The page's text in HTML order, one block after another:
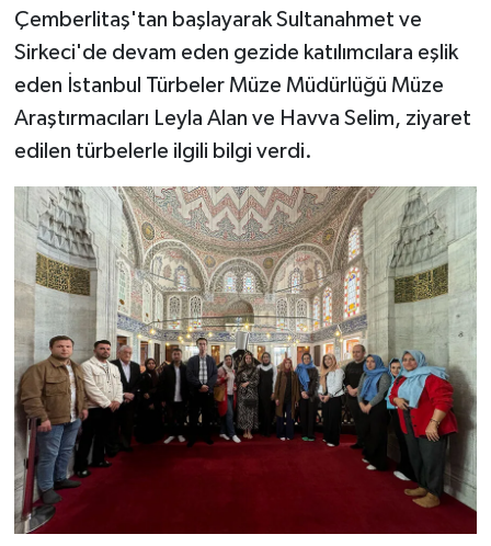
Çemberlitaş'tan başlayarak Sultanahmet ve
Sirkeci'de devam eden gezide katılımcılara eşlik
eden İstanbul Türbeler Müze Müdürlüğü Müze
Araştırmacıları Leyla Alan ve Havva Selim, ziyaret
edilen türbelerle ilgili bilgi verdi.
Bursa Müftülüğü
Çanakkale Müftülüğü
Çorum Müftülüğü
Denizli Müftülüğü
Diyarbakır Müftülüğü
Düzce Müftülüğü
Edirne Müftülüğü
Elazığ Müftülüğü
Duyurular
Podcast
Biyografiler
Diyanet TV
İhtida Haberleri
YAŞAM